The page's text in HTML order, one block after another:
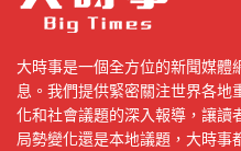
大時事是一個全方位的新聞媒體
息。我們提供緊密關注世界各地
化和社會議題的深入報導，讓讀
局勢變化還是本地議題，大時事